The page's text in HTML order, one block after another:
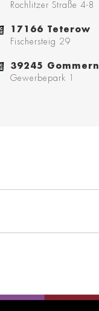
Rochlitzer Straße 4-8
17166 Teterow
Fischersteig 29
39245 Gommern
Gewerbepark 1